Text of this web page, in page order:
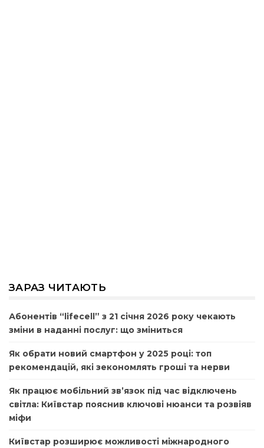
ЗАРАЗ ЧИТАЮТЬ
Абонентів “lifecell” з 21 січня 2026 року чекають
зміни в наданні послуг: що зміниться
Як обрати новий смартфон у 2025 році: топ
рекомендацій, які зекономлять гроші та нерви
Як працює мобільний зв’язок під час відключень
світла: Київстар пояснив ключові нюанси та розвіяв
міфи
Київстар розширює можливості міжнародного